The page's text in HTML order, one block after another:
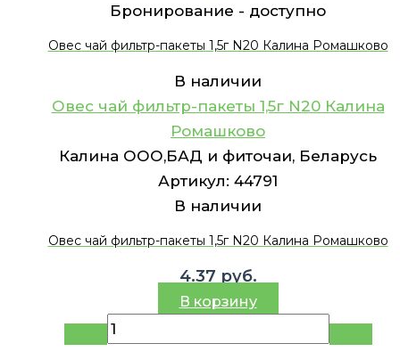
Бронирование - доступно
Овес чай фильтр-пакеты 1,5г N20 Калина Ромашково
В наличии
Овес чай фильтр-пакеты 1,5г N20 Калина
Ромашково
Калина ООО,БАД и фиточаи, Беларусь
Артикул: 44791
В наличии
Овес чай фильтр-пакеты 1,5г N20 Калина Ромашково
4.37 руб.
В корзину